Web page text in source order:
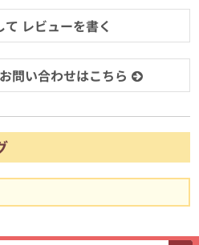
て レビューを書く
問い合わせはこちら